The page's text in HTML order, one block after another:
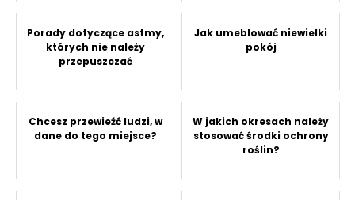
Porady dotyczące astmy,
których nie należy
przepuszczać
Jak umeblować niewielki
pokój
Chcesz przewieźć ludzi, w
dane do tego miejsce?
W jakich okresach należy
stosować środki ochrony
roślin?